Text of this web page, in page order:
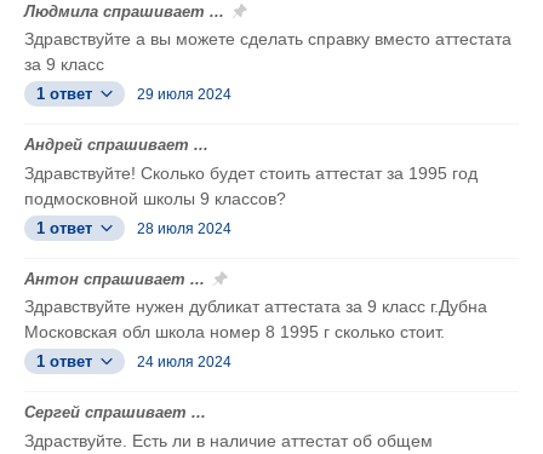
Людмила спрашивает ...
Здравствуйте а вы можете сделать справку вместо аттестата
за 9 класс
1 ответ 29 июля 2024
Андрей спрашивает ...
Здравствуйте! Сколько будет стоить аттестат за 1995 год
подмосковной школы 9 классов?
1 ответ 28 июля 2024
Антон спрашивает ...
Здравствуйте нужен дубликат аттестата за 9 класс г.Дубна
Московская обл школа номер 8 1995 г сколько стоит.
1 ответ 24 июля 2024
Сергей спрашивает ...
Здраствуйте. Есть ли в наличие аттестат об общем